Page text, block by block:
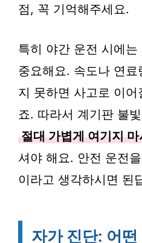
점, 꼭 기억해주세요.
특히 야간 운전 시에
중요해요. 속도나 연
지 못하면 사고로 이
죠. 따라서 계기판 불
절대 가볍게 여기지
셔야 해요. 안전 운전
이라고 생각하시면 된
자가 진단: 어